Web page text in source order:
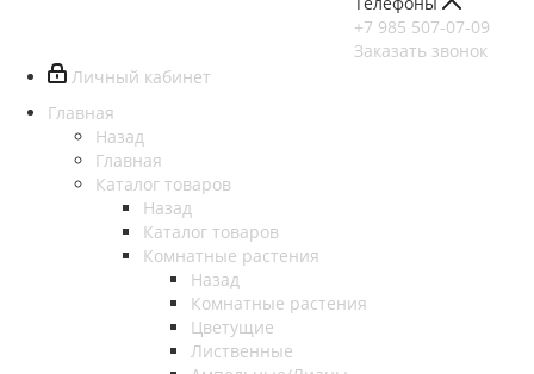
+7 985 507-07-09
Заказать звонок
Личный кабинет
Главная
Назад
Главная
Каталог товаров
Назад
Каталог товаров
Комнатные растения
Назад
Комнатные растения
Цветущие
Лиственные